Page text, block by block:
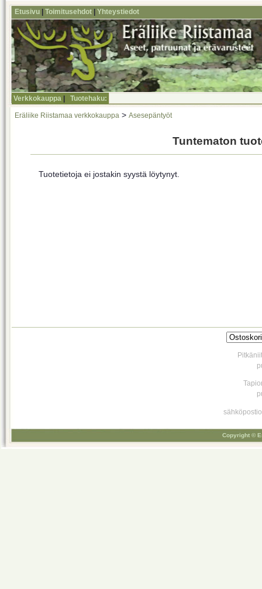
Etusivu Toimitusehdot Yhteystiedot
Verkkokauppa Tuotehaku:
Eräliike Riistamaa verkkokauppa > Asesepäntyöt
Tuntematon
Tuotetietoja ei jostakin syystä löytynyt.
Copyright ©